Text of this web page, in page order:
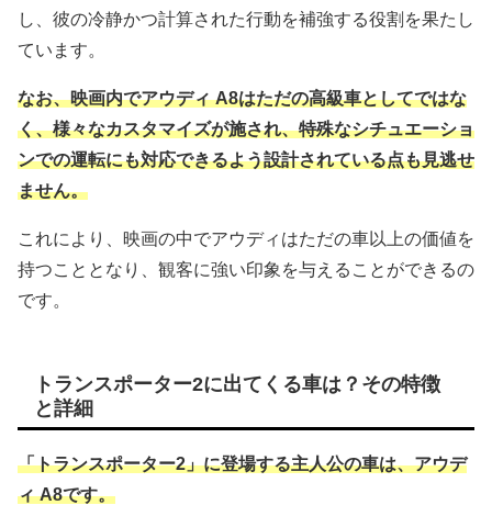
し、彼の冷静かつ計算された行動を補強する役割を果たし
ています。
なお、映画内でアウディ A8はただの高級車としてではな
く、様々なカスタマイズが施され、特殊なシチュエーショ
ンでの運転にも対応できるよう設計されている点も見逃せ
ません。
これにより、映画の中でアウディはただの車以上の価値を
持つこととなり、観客に強い印象を与えることができるの
です。
トランスポーター2に出てくる車は？その特徴
と詳細
「トランスポーター2」に登場する主人公の車は、アウデ
ィ A8です。